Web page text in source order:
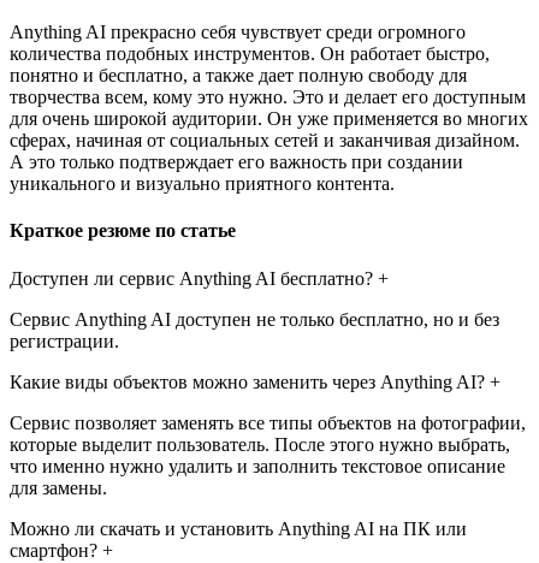
Anything AI прекрасно себя чувствует среди огромного
количества подобных инструментов. Он работает быстро,
понятно и бесплатно, а также дает полную свободу для
творчества всем, кому это нужно. Это и делает его доступным
для очень широкой аудитории. Он уже применяется во многих
сферах, начиная от социальных сетей и заканчивая дизайном.
А это только подтверждает его важность при создании
уникального и визуально приятного контента.
Краткое резюме по статье
Доступен ли сервис Anything AI бесплатно? +
Сервис Anything AI доступен не только бесплатно, но и без
регистрации.
Какие виды объектов можно заменить через Anything AI? +
Сервис позволяет заменять все типы объектов на фотографии,
которые выделит пользователь. После этого нужно выбрать,
что именно нужно удалить и заполнить текстовое описание
для замены.
Можно ли скачать и установить Anything AI на ПК или
смартфон? +